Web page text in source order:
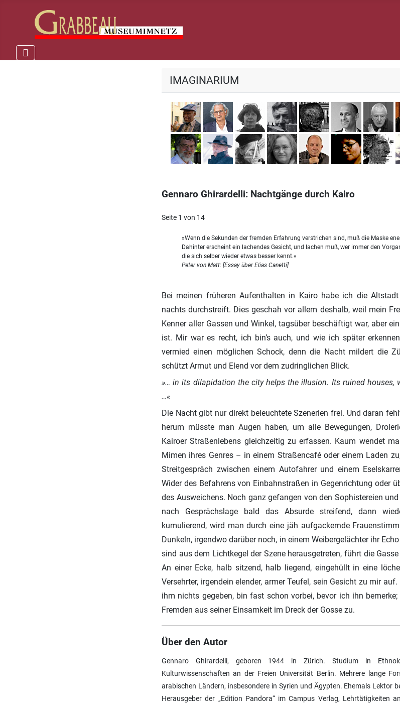
IMAGINARIUM
Georges Adéagbo
Omar AkbarDoro BregerGiampaolo di Cocco
Lucius Garganelli
Michael
Kurt RöttgersWalter RüthHerbert ScheroMonika Schmitz-Emans
Michael Schulze
Renate
Gennaro Ghirardelli: Nachtgänge durch Kairo
Seite 1 von 14
»Wenn die Sekunden der fremden Erfahrung verstrichen sind, muß die Maske
Dahinter erscheint ein lachendes Gesicht, und lachen muß, wer immer den
die sich selber wieder etwas besser kennt.«
Peter von Matt: [Essay über Elias Canetti]
Bei meinen früheren Aufenthalten in Kairo habe ich die
nachts durchstreift. Dies geschah vor allem deshalb, weil mein
Kenner aller Gassen und Winkel, tagsüber beschäftigt war, aber
ist. Mir war es recht, ich bin’s auch, und wie ich später
vermied einen möglichen Schock, denn die Nacht mildert die
schützt Armut und Elend vor dem zudringlichen Blick.
»… in its dilapidation the city helps the illusion. Its ruined houses,
…«
Die Nacht gibt nur direkt beleuchtete Szenerien frei. Und daran
herum müsste man Augen haben, um alle Bewegungen,
Kairoer Straßenlebens gleichzeitig zu erfassen. Kaum wendet
Mimen ihres Genres – in einem Straßencafé oder einem Laden
Streitgespräch zwischen einem Autofahrer und einem
Wider des Befahrens von Einbahnstraßen in Gegenrichtung oder
des Ausweichens. Noch ganz gefangen von den Sophistereien
nach Gesprächslage bald das Absurde streifend, dann
kumulierend, wird man durch eine jäh aufgackernde
Dunkeln, irgendwo darüber noch, in einem Weibergelächter ihr
sind aus dem Lichtkegel der Szene herausgetreten, führt die
An einer Ecke, halb sitzend, halb liegend, eingehüllt in eine
Versehrter, irgendein elender, armer Teufel, sein Gesicht zu mir
ihm nichts gegeben, bin fast schon vorbei, bevor ich ihn
Fremden aus seiner Einsamkeit im Dreck der Gosse zu.
Über den Autor
Gennaro Ghirardelli, geboren 1944 in Zürich. Studium in
Kulturwissenschaften an der Freien Universität Berlin. Mehrere lange
arabischen Ländern, insbesondere in Syrien und Ägypten. Ehemals Lektor
Herausgeber der „Edition Pandora“ im Campus Verlag, Lehrtätigkeiten